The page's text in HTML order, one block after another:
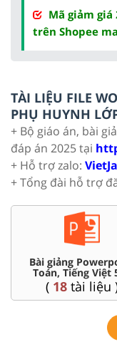
Mã giảm giá
trên Shopee
TÀI LIỆU FILE
PHỤ HUYNH
+ Bộ giáo án, bài
đáp án 2025 tại
+ Hỗ trợ zalo:
+ Tổng đài hỗ trợ
Bài giảng
Toán, Tiếng Việt
( 18tài liệu